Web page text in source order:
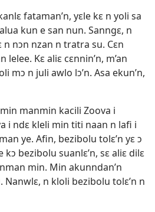
fataman’n, yɛle kɛ n yoli sa
kun e san nun. Sanngɛ, n
nɔn nzan n tratra su. Cɛn
lelee. Kɛ aliɛ cɛnnin’n, m’an
mɔ n juli awlo lɔ’n. Asa ekun’n,
manmin kacili Zoova i
i ndɛ kleli min titi naan n lafi i
ye. Afin, bezibolu tolɛ’n yɛ ɔ
bezibolu suanlɛ’n, sɛ aliɛ dilɛ
min. Min akunndan’n
Nanwlɛ, n kloli bezibolu tolɛ’n n